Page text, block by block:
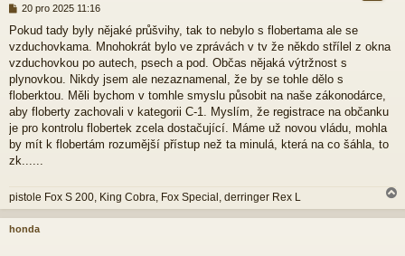
P
í
s
p
ě
v
e
k
20 pro 2025 11:16
Pokud tady byly nějaké průšvihy, tak to nebylo s flobertama ale se
vzduchovkama. Mnohokrát bylo ve zprávách v tv že někdo střílel z okna
vzduchovkou po autech, psech a pod. Občas nějaká výtržnost s
plynovkou. Nikdy jsem ale nezaznamenal, že by se tohle dělo s
floberktou. Měli bychom v tomhle smyslu působit na naše zákonodárce,
aby floberty zachovali v kategorii C-1. Myslím, že registrace na občanku
je pro kontrolu flobertek zcela dostačující. Máme už novou vládu, mohla
by mít k flobertám rozumější přístup než ta minulá, která na co šáhla, to
zk......
pistole Fox S 200, King Cobra, Fox Special, derringer Rex L
a
h
honda